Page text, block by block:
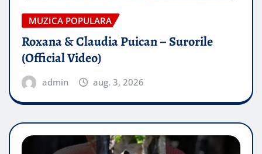
MUZICA POPULARA
Roxana & Claudia Puican – Surorile
(Official Video)
admin aug. 3, 2026